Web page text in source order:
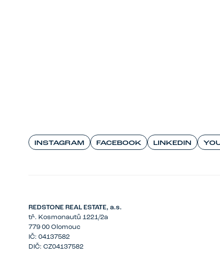
INSTAGRAM FACEBOOK LINKEDIN
REDSTONE REAL ESTATE, a.s.
tř. Kosmonautů 1221/2a
779 00 Olomouc
IČ: 04137582
DIČ: CZ04137582